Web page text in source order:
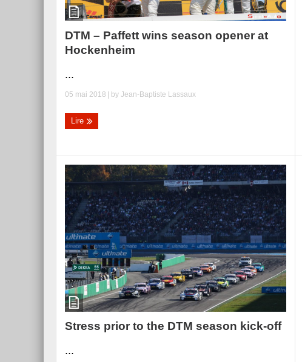
DTM – Paffett wins season opener at
Hockenheim
...
05 mai 2018 | by Jean-Baptiste Lassaux
Lire
Stress prior to the DTM season kick-off
...